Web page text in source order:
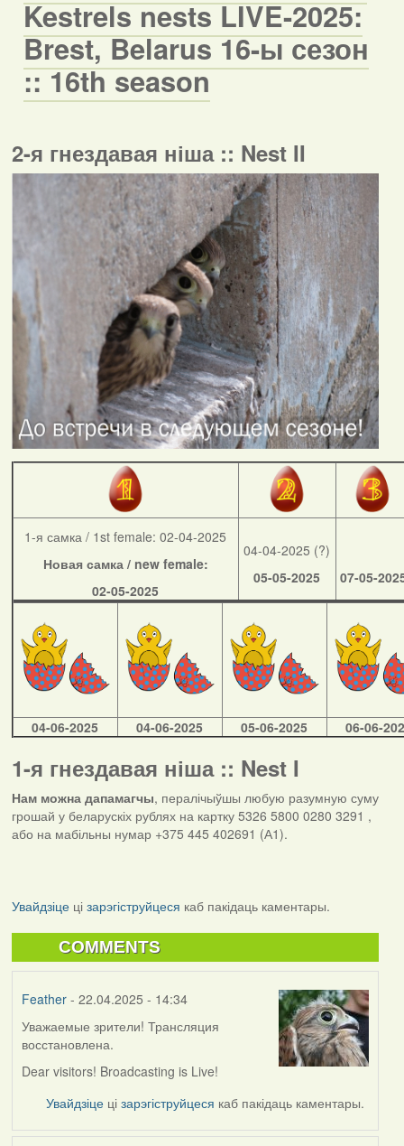
Kestrels nests LIVE-2025:
Brest, Belarus 16-ы сезон
:: 16th season
2-я гнездавая ніша :: Nest II
1-я самка / 1st female: 02-04-2025
Новая самка / new female:
02-05-2025
04-04-2025 (?)
05-05-2025
07-05-
04-06-2025 04-06-2025 05-06-2025 06-06-
1-я гнездавая ніша :: Nest I
Нам можна дапамагчы, пералічыўшы любую разумную суму
грошай у беларускіх рублях на картку 5326 5800 0280 3291 ,
або на мабільны нумар +375 445 402691 (А1).
Увайдзіцеці зарэгіструйцеся каб пакідаць каментары.
COMMENTS
Feather- 22.04.2025 - 14:34
Уважаемые зрители! Трансляция
восстановлена.
Dear visitors! Broadcasting is Live!
Увайдзіце цізарэгіструйцеся каб пакідаць каментары.